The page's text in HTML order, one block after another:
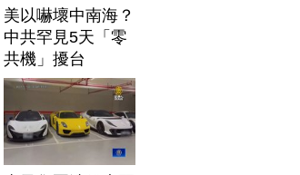
美以嚇壞中南海？
中共罕見5天「零
共機」擾台